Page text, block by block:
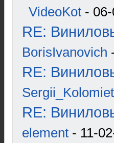
VideoKot -
RE:
BorisIvanovich
RE:
RE:
element - 11-